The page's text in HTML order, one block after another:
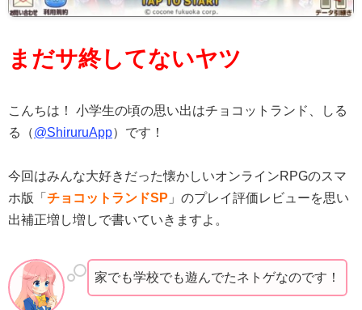
まだサ終してないヤツ
こんちは！ 小学生の頃の思い出はチョコットランド、しる
る（@ShiruruApp）です！
今回はみんな大好きだった懐かしいオンラインRPGのスマ
ホ版「 チョコットランドSP 」のプレイ評価レビューを思い
出補正増し増しで書いていきますよ。
家でも学校でも遊んでたネトゲなのです！